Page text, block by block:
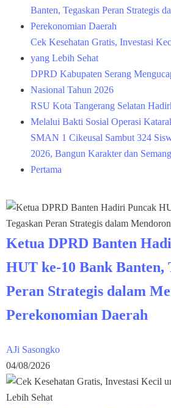
Banten, Tegaskan Peran Strategis
Perekonomian Daerah
Cek Kesehatan Gratis, Investasi
yang Lebih Sehat
DPRD Kabupaten Serang
Nasional Tahun 2026
RSU Kota Tangerang Selatan
Melalui Bakti Sosial Operasi
SMAN 1 Cikeusal Sambut 324
2026, Bangun Karakter dan
Pertama
Ketua DPRD Banten
HUT ke-10 Bank Banten,
Peran Strategis dalam
Perekonomian Daerah
AJi Sasongko
04/08/2026